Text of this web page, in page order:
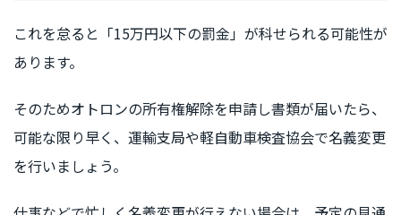
これを怠ると「15万円以下の罰金」が科せられる可能性が
あります。
そのためオトロンの所有権解除を申請し書類が届いたら、
可能な限り早く、運輸支局や軽自動車検査協会で名義変更
を行いましょう。